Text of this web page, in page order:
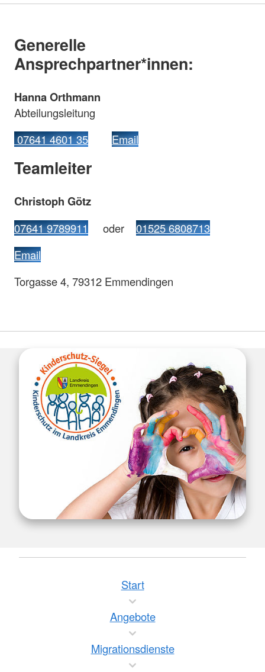
Generelle
Ansprechpartner*innen:
Hanna Orthmann
Abteilungsleitung
07641 4601 35
Email
Teamleiter
Christoph Götz
07641 9789911 oder 01525 6808713
Email
Torgasse 4, 79312 Emmendingen
Start
Angebote
Migrationsdienste